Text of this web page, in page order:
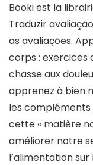
Booki est la
Traduzir
as avaliações.
corps : exercices
chasse aux
apprenez à bien
les
cette « matière
améliorer notre
l’alimentation